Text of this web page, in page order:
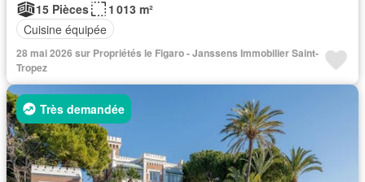
15 Pièces
1 013 m²
Cuisine équipée
28 mai 2026 sur Propriétés le Figaro - Janssens Immobilier Saint-
Tropez
Très demandée